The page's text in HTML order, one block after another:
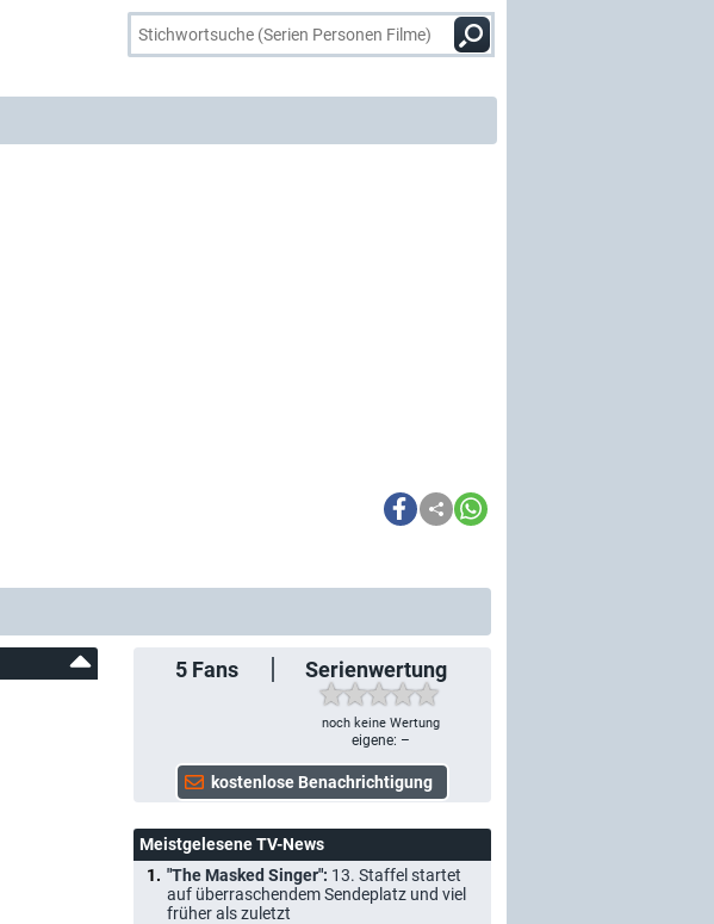
5 Fans Serienwertung
noch keine Wertung
eigene: –
Meistgelesene TV-News
"The Masked Singer": 13. Staffel startet
auf überraschendem Sendeplatz und viel
früher als zuletzt